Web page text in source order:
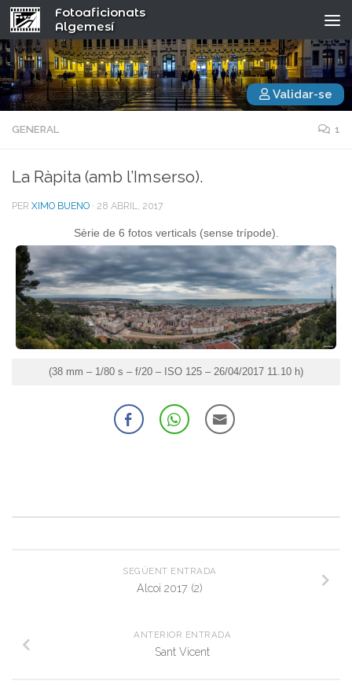
Fotoaficionats
Algemesí
Validar-se
GENERAL 1
La Ràpita (amb l’Imserso).
PER XIMO BUENO · 28 ABRIL, 2017
Sèrie de 6 fotos verticals (sense trípode).
(38 mm – 1/80 s – f/20 – ISO 125 – 26/04/2017 11.10 h)
SEGÜENT ENTRADA
Alcoi 2017 (2)
ANTERIOR ENTRADA
Sant Vicent